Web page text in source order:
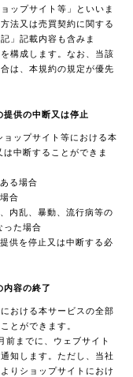
ップサイト等」といいま
法又は売買契約に関する
」記載内容も含みま
構成します。なお、当該
は、本規約の規定が優先
供の中断又は停止
ップサイト等における本
中断することができま
る場合
合
内乱、暴動、流行病等の
った場合
供を停止又は中断する必
容の終了
おける本サービスの全部
とができます。
前までに、ウェブサイト
知します。ただし、当社
りショップサイトにおけ